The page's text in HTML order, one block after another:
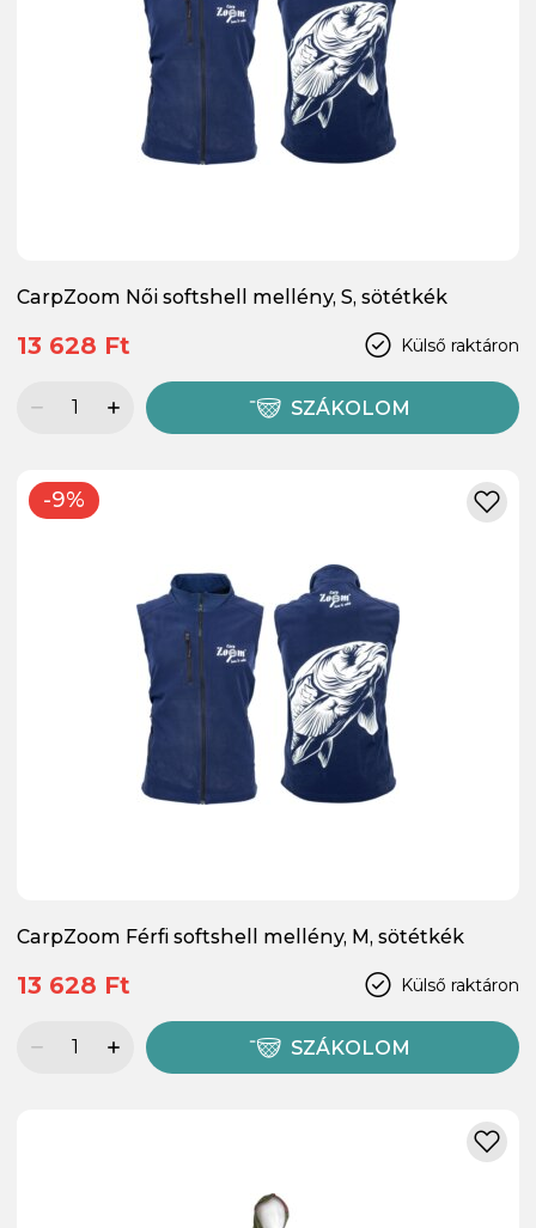
CarpZoom Női softshell mellény, S, sötétkék
Külső raktáron
13 628 Ft
SZÁKOLOM
-9%
CarpZoom Férfi softshell mellény, M, sötétkék
Külső raktáron
13 628 Ft
SZÁKOLOM